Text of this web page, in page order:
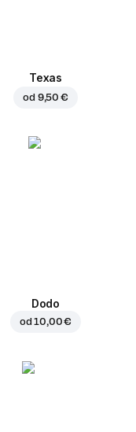
Texas
od 9,50 €
Dodo
od10,00 €